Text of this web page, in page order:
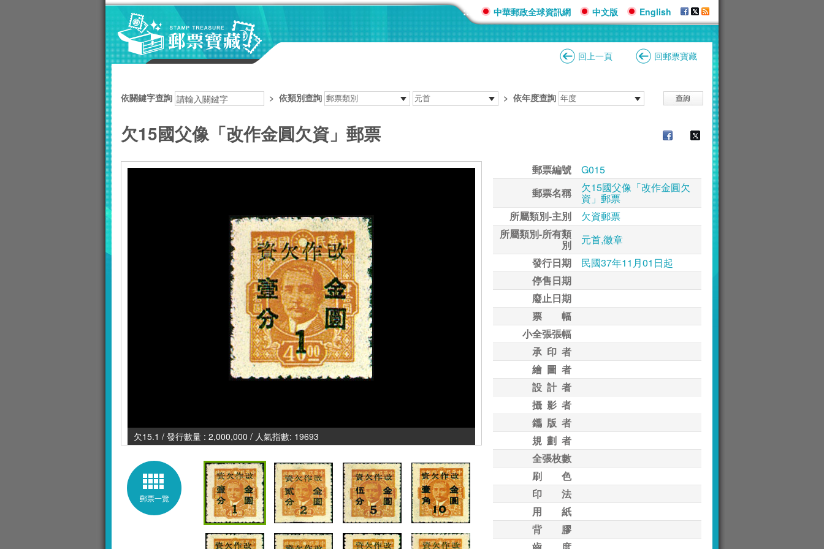
::: 中華郵政全球資訊網 中文版 English
回上一頁 回郵票寶藏
依關鍵字查詢 > 依類別查詢 > 依年度查詢
欠15國父像「改作金圓欠資」郵票
欠15.1 / 發行數量 : 2,000,000 / 人氣指數: 19693
郵票一覽
郵票編號
G015
郵票名稱
欠15國父像「改作金圓欠
資」郵票
所屬類別-主別
欠資郵票
所屬類別-所有類
別
元首,徽章
發行日期
民國37年11月01日起
停售日期
廢止日期
票 幅
小全張張幅
承 印 者
繪 圖 者
設 計 者
攝 影 者
鑴 版 者
規 劃 者
全張枚數
刷 色
印 法
用 紙
背 膠